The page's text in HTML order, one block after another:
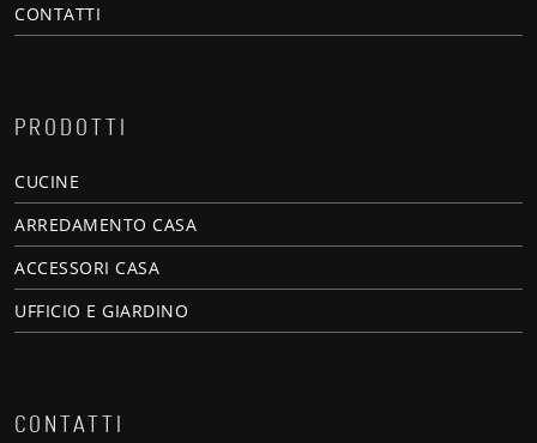
CONTATTI
PRODOTTI
CUCINE
ARREDAMENTO CASA
ACCESSORI CASA
UFFICIO E GIARDINO
CONTATTI